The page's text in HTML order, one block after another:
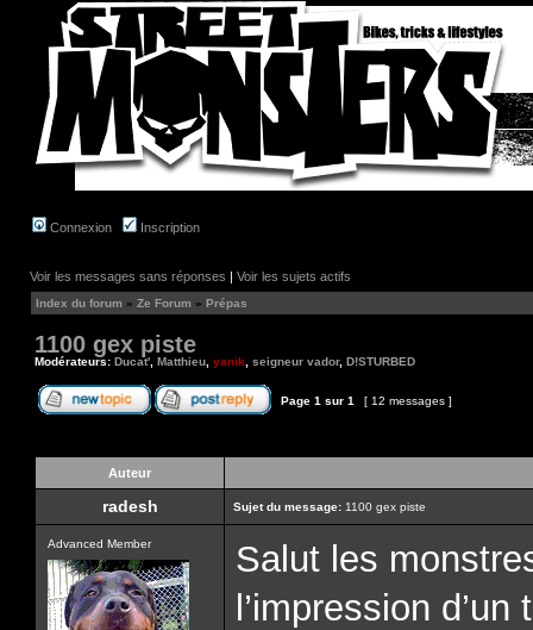
Connexion Inscription
Voir les messages sans réponses | Voir les sujets actifs
Index du forum » Ze Forum » Prépas
1100 gex piste
Modérateurs: Ducat' Matthieu yanik seigneur vador, D!STURBED
Page 1 sur 1 [ 12 messages ]
Auteur
radesh Sujet du message: 1100 gex piste
Advanced Member
Salut les
l’impression